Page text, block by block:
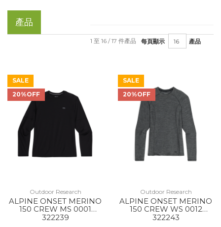
產品
每頁顯示 產品
1 至 16 / 17 件產品
SALE
20%OFF
Outdoor Research
ALPINE ONSET MERINO
150 CREW MS 0001
BLACK
322239
SALE
20%OFF
Outdoor Research
ALPINE ONSET MERINO
150 CREW WS 0012
BLACK HEATHER
322243